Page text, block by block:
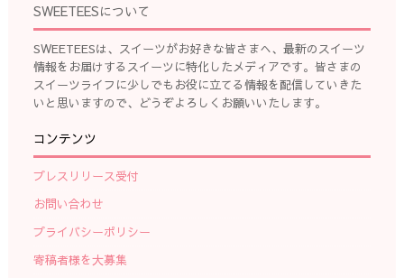
SWEETEESについて
SWEETEESは、スイーツがお好きな皆さまへ、最新のスイーツ
情報をお届けするスイーツに特化したメディアです。皆さまの
スイーツライフに少しでもお役に立てる情報を配信していきた
いと思いますので、どうぞよろしくお願いいたします。
コンテンツ
プレスリリース受付
お問い合わせ
プライバシーポリシー
寄稿者様を大募集